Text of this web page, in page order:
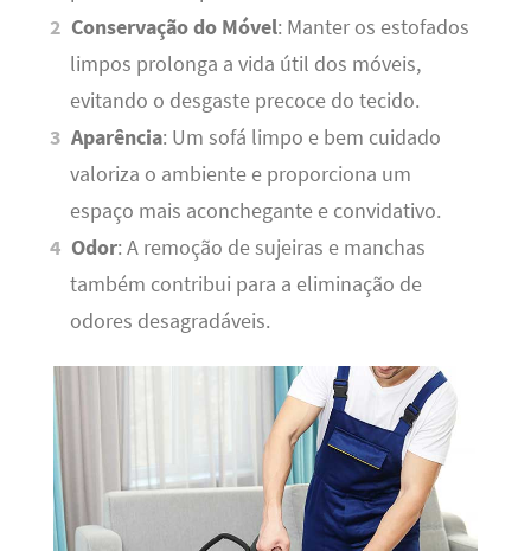
Conservação do Móvel: Manter os estofados
limpos prolonga a vida útil dos móveis,
evitando o desgaste precoce do tecido.
Aparência: Um sofá limpo e bem cuidado
valoriza o ambiente e proporciona um
espaço mais aconchegante e convidativo.
Odor: A remoção de sujeiras e manchas
também contribui para a eliminação de
odores desagradáveis.